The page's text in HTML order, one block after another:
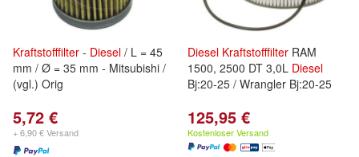
Kraftstofffilter - Diesel / L = 45
mm / Ø = 35 mm - Mitsubishi /
(vgl.) Orig
5,72 €
+ 6,90 € Versand
Diesel Kraftstofffilter RAM
1500, 2500 DT 3,0L Diesel
Bj:20-25 / Wrangler Bj:20-25
125,95 €
Kostenloser Versand